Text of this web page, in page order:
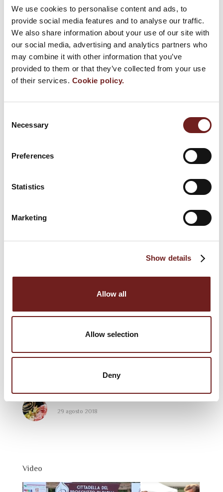
We use cookies to personalise content and ads, to
provide social media features and to analyse our traffic.
We also share information about your use of our site with
our social media, advertising and analytics partners who
may combine it with other information that you’ve
provided to them or that they’ve collected from your use
of their services. Cookie policy.
Selection
Necessary
Preferences
Statistics
Marketing
Show details
Allow all
Allow selection
Deny
Al via il Festival del Prosciutto di Parma
7 settembre 2012
AperiFestival: il Prosciutto di Parma a Rimini
2 agosto 2012
Il Festival alla Festa di Vico con Girovagando
Il Festival del Prosciutto protagonista a Cibus
9 maggio 2012
NEWS
Festival del Prosciutto di Parma 2020
Festival del Prosciutto di Parma: poker di date
per “Finestre Aperte” a settembre
28 agosto 2019
Festival del Prosciutto di Parma: il programma
29 agosto 2018
Video